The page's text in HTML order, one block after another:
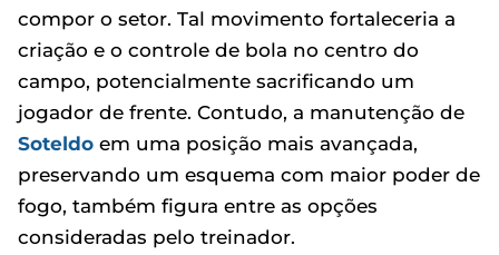
compor o setor. Tal movimento fortaleceria a
criação e o controle de bola no centro do
campo, potencialmente sacrificando um
jogador de frente. Contudo, a manutenção de
Soteldo em uma posição mais avançada,
preservando um esquema com maior poder de
fogo, também figura entre as opções
consideradas pelo treinador.